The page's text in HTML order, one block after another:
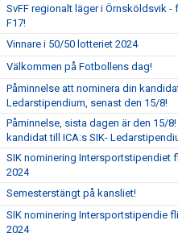
SvFF regionalt läger i Örnsköldsvik -
F17!
Vinnare i 50/50 lotteriet 2024
Välkommen på Fotbollens dag!
Påminnelse att nominera din
Ledarstipendium, senast den 15/8!
Påminnelse, sista dagen är den 15/
kandidat till ICA:s SIK-
SIK nominering Intersportstipendiet
2024
Semesterstängt på kansliet!
SIK nominering Intersportstipendie
2024